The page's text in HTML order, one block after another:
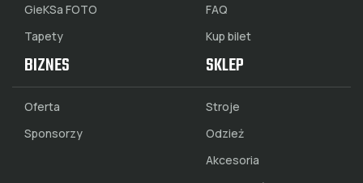
GieKSa FOTO
Tapety
FAQ
Kup bilet
BIZNES
Oferta
Sponsorzy
SKLEP
Stroje
Odzież
Akcesoria